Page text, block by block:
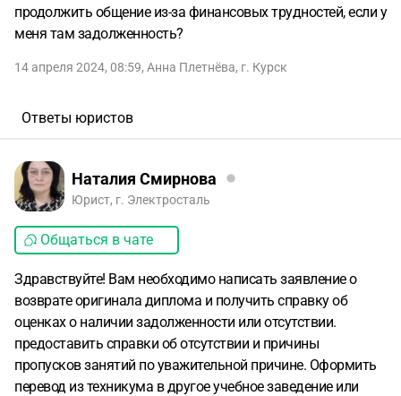
продолжить общение из-за финансовых трудностей, если у
меня там задолженность?
14 апреля 2024, 08:59, Анна Плетнёва, г. Курск
Ответы юристов
Наталия Смирнова
Юрист, г. Электросталь
Общаться в чате
Здравствуйте! Вам необходимо написать заявление о
возврате оригинала диплома и получить справку об
оценках о наличии задолженности или отсутствии.
предоставить справки об отсутствии и причины
пропусков занятий по уважительной причине. Оформить
перевод из техникума в другое учебное заведение или